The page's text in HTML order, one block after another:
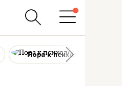
Пора к психологу